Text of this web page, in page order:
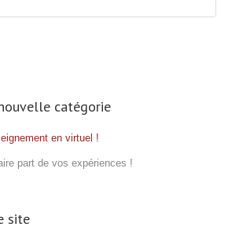
catégorie
en virtuel !
part de vos expériences !
site